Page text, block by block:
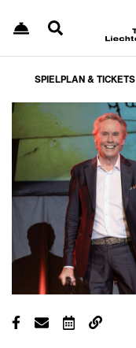
SPIELPLAN & TICKETS